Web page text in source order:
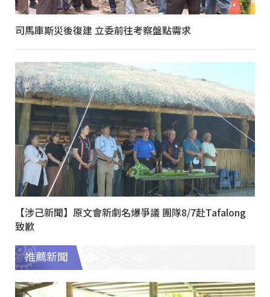
司馬庫斯災後復建 立委前往考察盤點需求
【涉己新聞】原文會新劇名爆爭議 團隊8/7赴Tafalong
致歉
推薦新聞